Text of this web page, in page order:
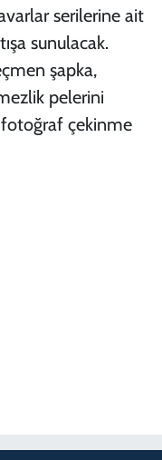
serilerine ait
sunulacak.
şapka,
pelerini
çekinme